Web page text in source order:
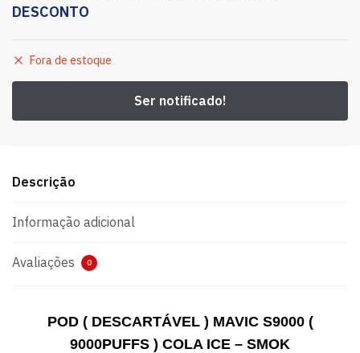
DESCONTO
Fora de estoque
Descrição
Informação adicional
Avaliações 0
POD ( DESCARTÁVEL ) MAVIC S9000 (
9000PUFFS ) COLA ICE – SMOK